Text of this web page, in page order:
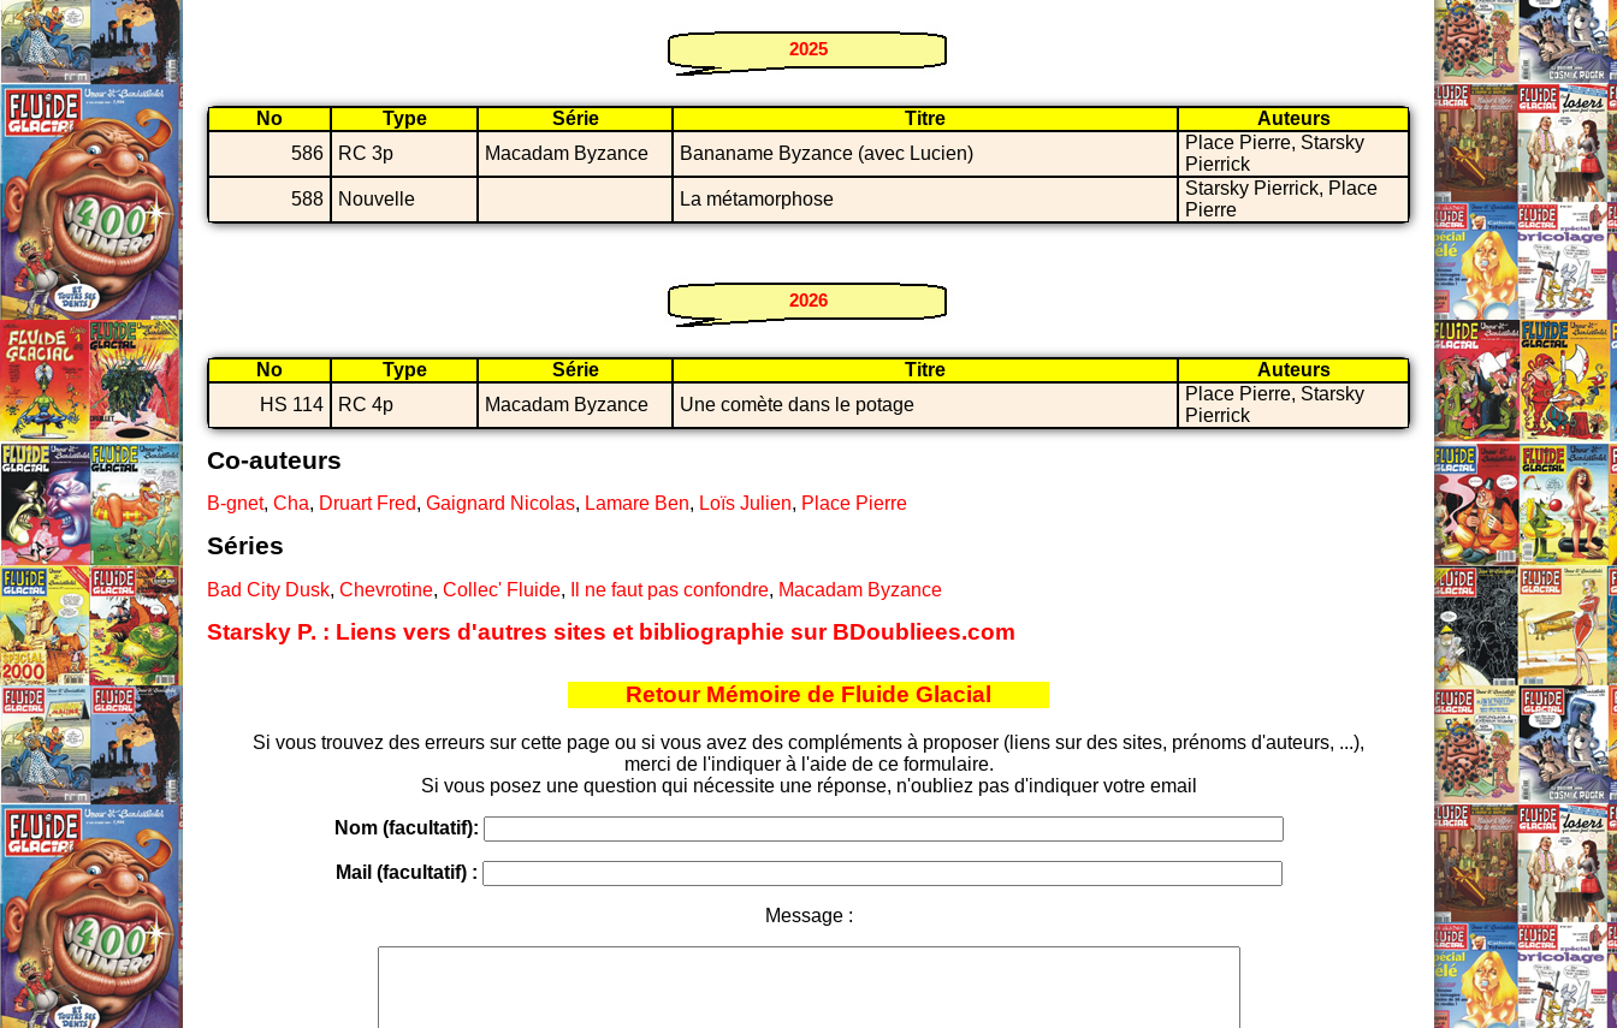
2025
No Type Série Titre
Auteurs
586
RC 3p Macadam Byzance Bananame Byzance (avec Lucien)
Place Pierre, Starsky
Pierrick
588
Nouvelle La métamorphose
Starsky Pierrick, Place
Pierre
2026
No Type Série Titre
Auteurs
HS 114
RC 4p Macadam Byzance Une comète dans le potage
Place Pierre, Starsky
Pierrick
Co-auteurs
B-gnet, Cha, Druart Fred, Gaignard Nicolas, Lamare Ben, Loïs Julien, Place Pierre
Séries
Bad City Dusk, Chevrotine, Collec' Fluide, Il ne faut pas confondre, Macadam Byzance
Starsky P. : Liens vers d'autres sites et bibliographie sur BDoubliees.com
Retour Mémoire de Fluide Glacial
Si vous trouvez des erreurs sur cette page ou si vous avez des compléments à proposer (liens sur des sites, prénoms d'auteurs, ...),
merci de l'indiquer à l'aide de ce formulaire.
Si vous posez une question qui nécessite une réponse, n'oubliez pas d'indiquer votre email
Nom (facultatif):
Mail (facultatif) :
Message :